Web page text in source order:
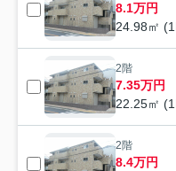
8.1万円
24.98㎡
2階
7.35万円
22.25㎡
2階
8.4万円